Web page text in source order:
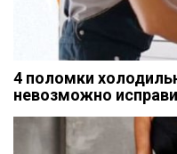
4 поломки
невозможно